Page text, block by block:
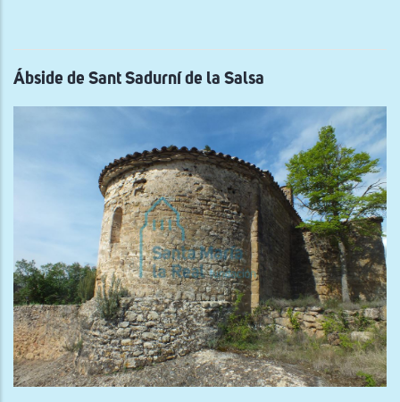
Ábside de Sant Sadurní de la Salsa